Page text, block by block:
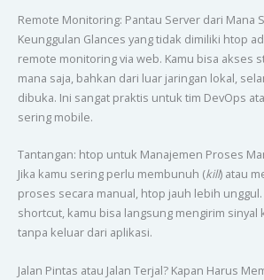
Remote Monitoring: Pantau Server dari Mana
Keunggulan Glances yang tidak dimiliki htop
remote monitoring via web. Kamu bisa akses
mana saja, bahkan dari luar jaringan lokal,
dibuka. Ini sangat praktis untuk tim DevOps
sering mobile.
Tantangan: htop untuk Manajemen Proses
Jika kamu sering perlu membunuh (kill) atau
proses secara manual, htop jauh lebih
shortcut, kamu bisa langsung mengirim
tanpa keluar dari aplikasi.
Jalan Pintas atau Jalan Terjal? Kapan Harus